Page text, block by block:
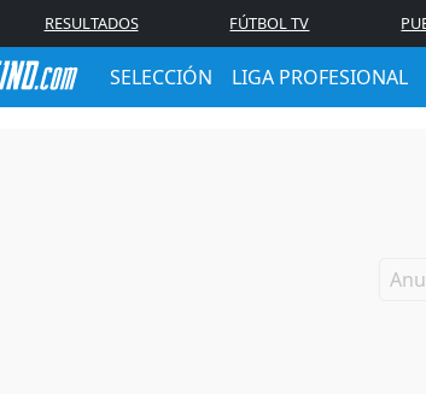
RESULTADOS FÚTBOL TV
SELECCIÓN LIGA PROFESIONAL